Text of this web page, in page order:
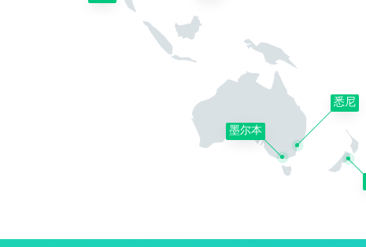
悉尼
墨尔本